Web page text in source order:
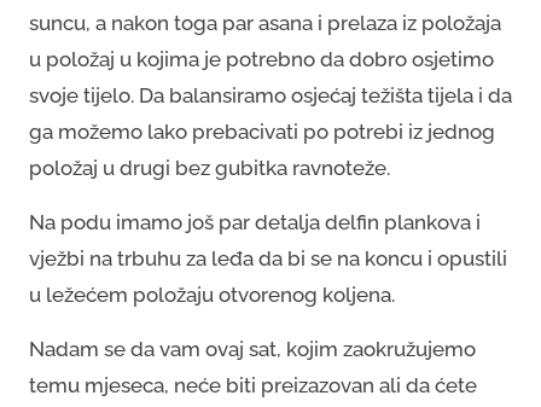
suncu, a nakon toga par asana i prelaza iz položaja
u položaj u kojima je potrebno da dobro osjetimo
svoje tijelo. Da balansiramo osjećaj težišta tijela i da
ga možemo lako prebacivati po potrebi iz jednog
položaj u drugi bez gubitka ravnoteže.
Na podu imamo još par detalja delfin plankova i
vježbi na trbuhu za leđa da bi se na koncu i opustili
u ležećem položaju otvorenog koljena.
Nadam se da vam ovaj sat, kojim zaokružujemo
temu mjeseca, neće biti preizazovan ali da ćete